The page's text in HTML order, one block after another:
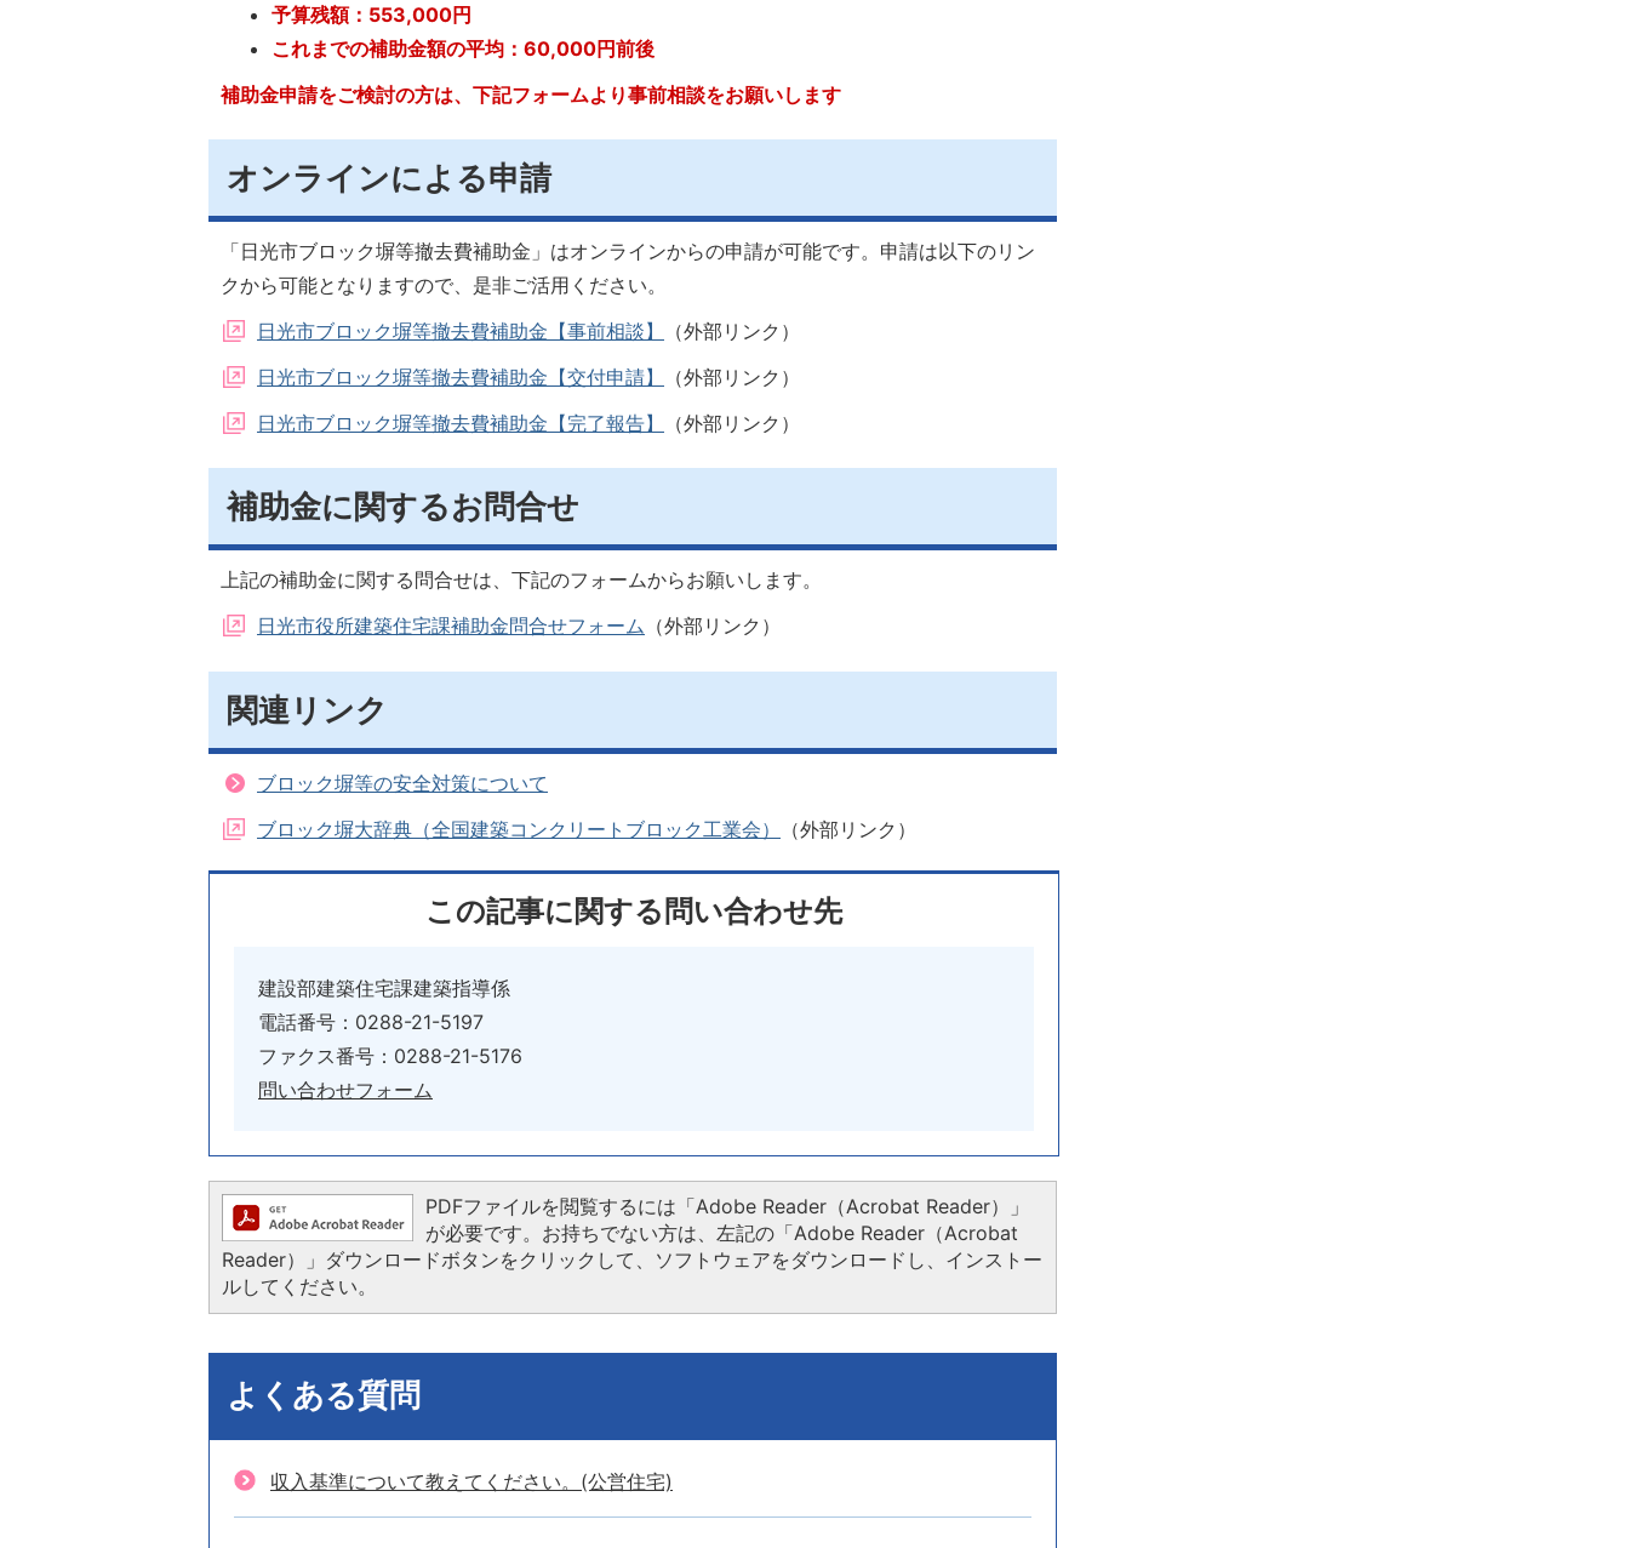
予算残額：553,000円
これまでの補助金額の平均：60,000円前後
補助金申請をご検討の方は、下記フォームより事前相談をお願いします
オンラインによる申請
「日光市ブロック塀等撤去費補助金」はオンラインからの申請が可能です。申請は以下のリン
クから可能となりますので、是非ご活用ください。
日光市ブロック塀等撤去費補助金【事前相談】
（外部リンク）
日光市ブロック塀等撤去費補助金【交付申請】
（外部リンク）
日光市ブロック塀等撤去費補助金【完了報告】
（外部リンク）
補助金に関するお問合せ
上記の補助金に関する問合せは、下記のフォームからお願いします。
日光市役所建築住宅課補助金問合せフォーム （外部リンク）
関連リンク
ブロック塀等の安全対策について
ブロック塀大辞典（全国建築コンクリートブロック工業会）
（外部リンク）
この記事に関する問い合わせ先
建設部建築住宅課建築指導係
電話番号：0288-21-5197
ファクス番号：0288-21-5176
問い合わせフォーム
PDFファイルを閲覧するには「Adobe Reader（Acrobat Reader）」
が必要です。お持ちでない方は、左記の「Adobe Reader（Acrobat
Reader）」ダウンロードボタンをクリックして、ソフトウェアをダウンロードし、インストー
ルしてください。
よくある質問
収入基準について教えてください。(公営住宅)